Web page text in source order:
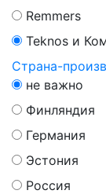
Remmers
Teknos и
Страна-
не важно
Финляндия
Германия
Эстония
Россия